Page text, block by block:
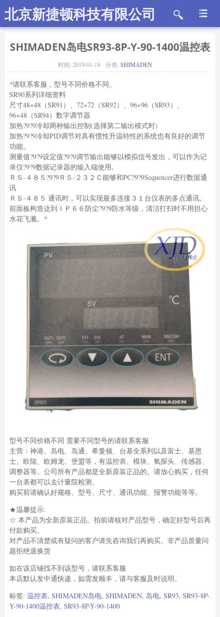
北京新捷顿科技有限公司
SHIMADEN岛电SR93-8P-Y-90-1400温控表
时间:2019-01-18 分类:SHIMADEN
*请联系客服，型号不同价格不同。
SR90系列详细资料
尺寸48×48（SR91）、72×72（SR92）、96×96（SR93）、
96×48（SR94）数字调节器
加热?9?9冷却两种输出控制(选择第二输出模式时)
加热?9?9冷却PID调节对具有惯性升温特性的系统也有良好的调节
功能。
测量值?9?9设定值?9?9调节输出能够以模拟信号发出，可以作为记
录仪?9?9数据记录器的输入端使用。
ＲＳ‐４８５?9?9ＲＳ‐２３２Ｃ能够和PC?9?9Sequencer进行数据通
讯
ＲＳ‐４８５ 通讯时，可以实现最多连接３１台仪表的多点通讯。
前面板构造达到ＩＰ６６防尘?9?9防水等级，清洁打扫时不用担心
水花飞溅。
*
型号不同价格不同 需要不同型号的请联系客服
主营：神港、岛电、岛通、希曼顿、台基全系列以及富士、基恩
士、欧陆、欧姆龙、堡盟等，有温控表、模块、氧探头、传感器、
调整器等。公司所有产品都是全新原装正品的。请放心购买，任何
一台表都可以去计量院检测。
购买前请确认好规格、型号、尺寸、通讯功能、报警功能等等。
★温馨提示:
☆ 本产品为全新原装正品。拍前请核对产品型号，确定好型号后再
付款购买。
对产品不清楚或有疑问的客户请先咨询我们再购买。非产品质量问
题拒绝退换货
如在该店铺找不到该型号，请联系客服
本店默认发中通快递，如需发顺丰，请与客服及时说明。
标签: 温控表, SHIMADEN岛电, SHIMADEN, 岛电, SR93, SR93-8P-
Y-90-1400温控表, SR93-8P-Y-90-1400